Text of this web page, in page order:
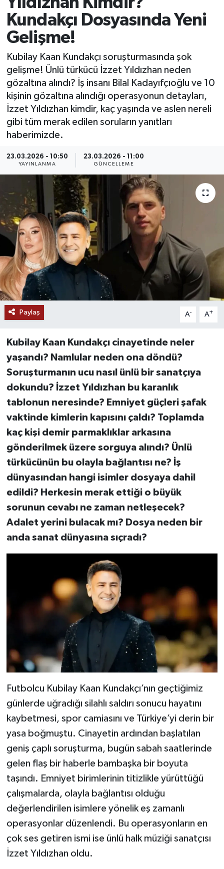
Kundakçı Dosyasında Yeni
Gelişme!
Kubilay Kaan Kundakçı soruşturmasında şok
gelişme! Ünlü türkücü İzzet Yıldızhan neden
gözaltına alındı? İş insanı Bilal Kadayıfçıoğlu ve 10
kişinin gözaltına alındığı operasyonun detayları,
İzzet Yıldızhan kimdir, kaç yaşında ve aslen nereli
gibi tüm merak edilen soruların yanıtları
haberimizde.
23.03.2026 - 10:50
YAYINLANMA
23.03.2026 - 11:00
GÜNCELLEME
Paylaş A- A+
Kubilay Kaan Kundakçı cinayetinde neler
yaşandı? Namlular neden ona döndü?
Soruşturmanın ucu nasıl ünlü bir sanatçıya
dokundu? İzzet Yıldızhan bu karanlık
tablonun neresinde? Emniyet güçleri şafak
vaktinde kimlerin kapısını çaldı? Toplamda
kaç kişi demir parmaklıklar arkasına
gönderilmek üzere sorguya alındı? Ünlü
türkücünün bu olayla bağlantısı ne? İş
dünyasından hangi isimler dosyaya dahil
edildi? Herkesin merak ettiği o büyük
sorunun cevabı ne zaman netleşecek?
Adalet yerini bulacak mı? Dosya neden bir
anda sanat dünyasına sıçradı?
Futbolcu Kubilay Kaan Kundakçı’nın geçtiğimiz
günlerde uğradığı silahlı saldırı sonucu hayatını
kaybetmesi, spor camiasını ve Türkiye’yi derin bir
yasa boğmuştu. Cinayetin ardından başlatılan
geniş çaplı soruşturma, bugün sabah saatlerinde
gelen flaş bir haberle bambaşka bir boyuta
taşındı. Emniyet birimlerinin titizlikle yürüttüğü
çalışmalarda, olayla bağlantısı olduğu
değerlendirilen isimlere yönelik eş zamanlı
operasyonlar düzenlendi. Bu operasyonların en
çok ses getiren ismi ise ünlü halk müziği sanatçısı
İzzet Yıldızhan oldu.
MAGAZİN
ÖZEL HABER
RESMİ İLANLAR
SAĞLIK
SİYASET
SPOR
TEKNOLOJİ
YAŞAM